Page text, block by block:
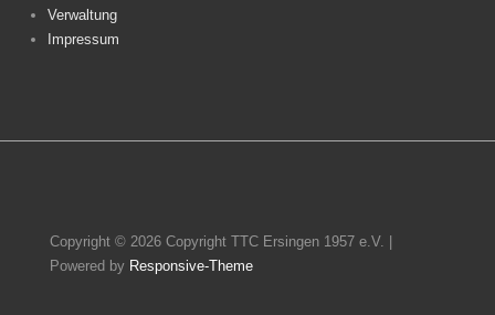
Verwaltung
Impressum
Copyright © 2026 Copyright TTC Ersingen 1957 e.V.
Powered by Responsive-Theme